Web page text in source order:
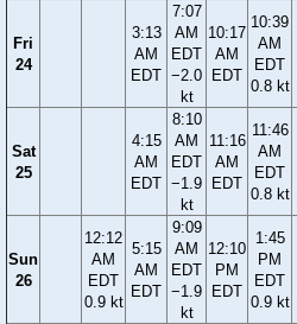
Fri
24
3:13
AM
EDT
7:07
AM
EDT
−2.0
kt
10:17
AM
EDT
10:39
AM
EDT
0.8 kt
Sat
25
4:15
AM
EDT
8:10
AM
EDT
−1.9
kt
11:16
AM
EDT
11:46
AM
EDT
0.8 kt
Sun
26
12:12
AM
EDT
0.9 kt
5:15
AM
EDT
9:09
AM
EDT
−1.9
kt
12:10
PM
EDT
1:45
PM
EDT
0.9 kt